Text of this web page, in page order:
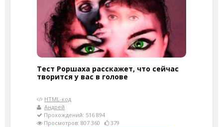
Тест Роршаха расскажет, что сейчас
творится у вас в голове
HTML-код
Андрей
Прохождений: 516 894
Просмотров: 807 360
379